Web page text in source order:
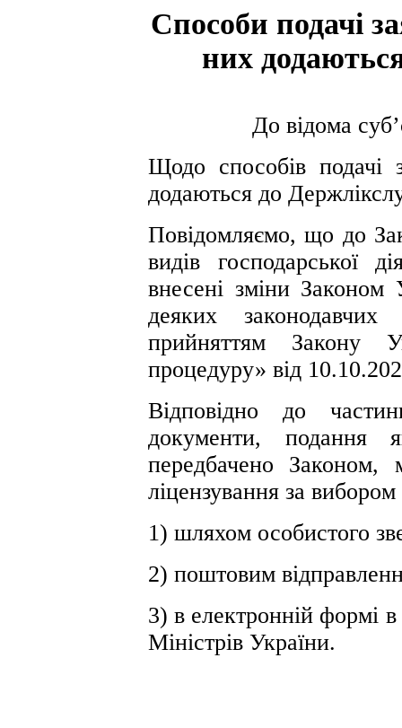
Cпособи подачі
них
До відома
Щодо способів
додаються до
Повідомляємо, що до
видів господарської
внесені зміни
деяких
прийняттям Закону
процедуру» від
Відповідно до
документи, подання
передбачено
ліцензування за вибором
1) шляхом особистого
2) поштовим
3) в електронній формі
Міністрів України.